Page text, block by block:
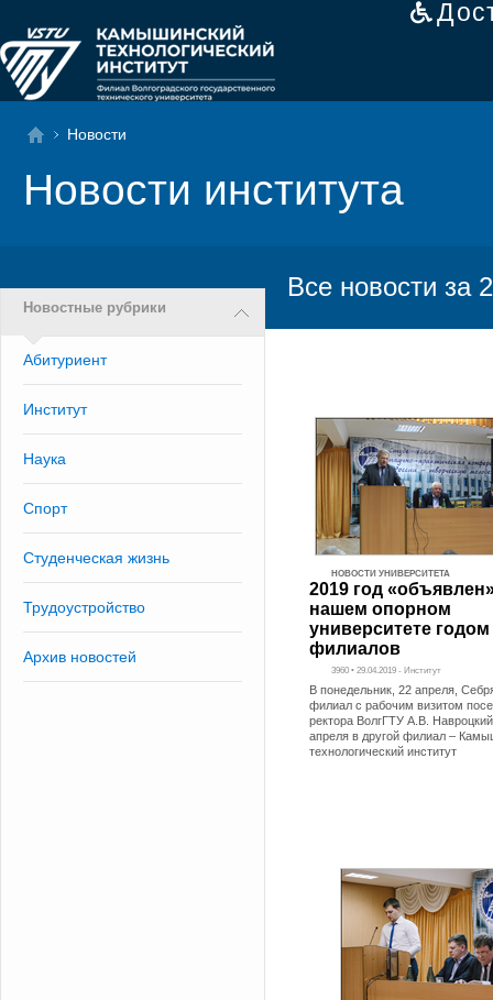
Новости
Новости института
Новостные рубрики
Абитуриент
Институт
Наука
Спорт
Студенческая жизнь
Трудоустройство
Архив новостей
Все новости за
НОВОСТИ УНИВЕРСИТЕТА
2019 год
нашем опорном
университете годом
филиалов
3960 • 29.04.2019 - Институт
В понедельник, 22 апреля,
филиал с рабочим визитом
ректора ВолгГТУ А.В.
апреля в другой филиал –
технологический институт